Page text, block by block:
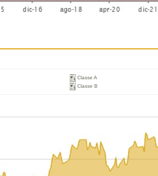
Classe A
Classe B